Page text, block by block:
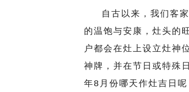
自古以来，我们客
的温饱与安康，灶头的
户都会在灶上设立灶神
神牌，并在节日或特殊
年8月份哪天作灶吉日